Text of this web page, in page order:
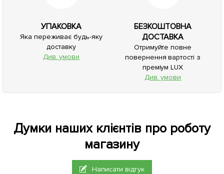
УПАКОВКА
Яка переживає будь-яку
доставку
Див. умови
БЕЗКОШТОВНА
ДОСТАВКА
Отримуйте повне
повернення вартості з
преміум LUX
Див. умови
Думки наших клієнтів про роботу
магазину
Написати відгук